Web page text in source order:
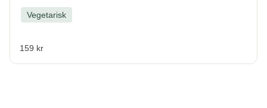
Vegetarisk
159 kr